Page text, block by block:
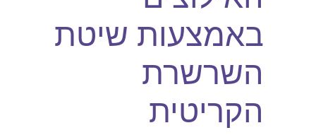
באמצעות שיטת
השרשרת
הקריטית